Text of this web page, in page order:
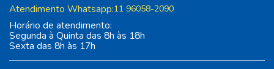
Atendimento Whatsapp:11 96058-2090
Horário de atendimento:
Segunda à Quinta das 8h às 18h
Sexta das 8h às 17h